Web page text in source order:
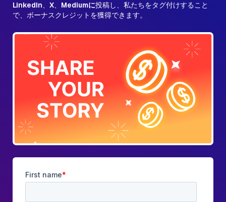
LinkedIn、 X、 Mediumに投稿し、私たちをタグ付けすること
で、ボーナスクレジットを獲得できます。